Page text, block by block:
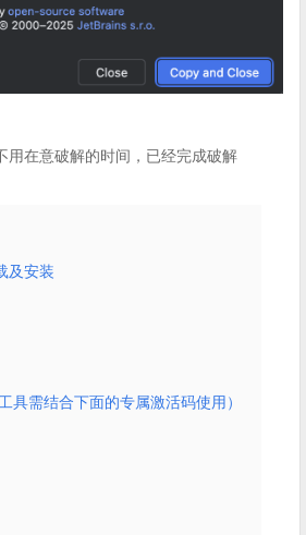
用在意破解的时间，已经完成破解
及安装
具需结合下面的专属激活码使用）